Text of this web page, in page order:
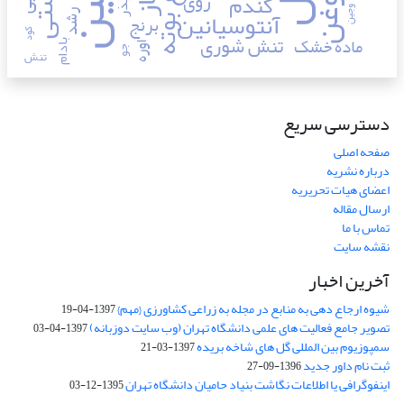
آنتوسیانین
تنش شوری
برنج
ماده خشک
رشد
اوره
بذر
بادام جو تنش
کود
وجین
دسترسی سریع
صفحه اصلی
درباره نشریه
اعضای هیات تحریریه
ارسال مقاله
تماس با ما
نقشه سایت
آخرین اخبار
شیوه ارجاع دهی به منابع در مجله به زراعی کشاورزی {مهم}1397-04-19
تصویر جامع فعالیت های علمی دانشگاه تهران (وب سایت دوزبانه)1397-04-03
سمپوزیوم بین المللی گل های شاخه بریده1397-03-21
ثبت نام داور جدید1396-09-27
اینفوگرافی یا اطلاعات نگاشت بنیاد حامیان دانشگاه تهران1395-12-03